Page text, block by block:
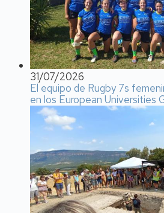
31/07/2026
El equipo de Rugby 7s
en los European Universities